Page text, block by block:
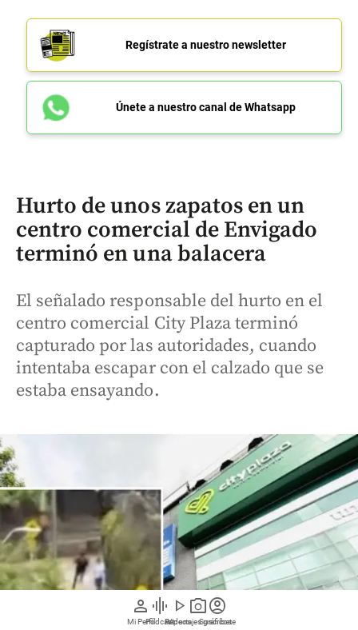
person
Mi Perfil
graphic_eq
Pódcast
play_arrow
Videos
photo_camera
Reportajes gráficos
account_circle
Suscríbete
Regístrate a nuestro newsletter
Únete a nuestro canal de Whatsapp
Hurto de unos zapatos en un
centro comercial de Envigado
terminó en una balacera
El señalado responsable del hurto en el
centro comercial City Plaza terminó
capturado por las autoridades, cuando
intentaba escapar con el calzado que se
estaba ensayando.